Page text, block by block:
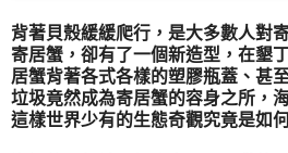
背著貝殼緩緩爬行，是大多數人對
寄居蟹，卻有了一個新造型，在墾
居蟹背著各式各樣的塑膠瓶蓋、甚
垃圾竟然成為寄居蟹的容身之所，
這樣世界少有的生態奇觀究竟是如